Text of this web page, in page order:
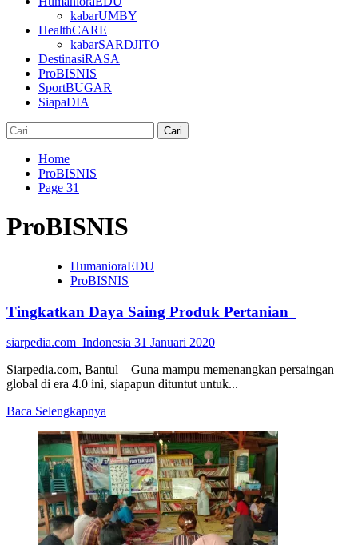
kabarUMBY
HealthCARE
kabarSARDJITO
DestinasiRASA
ProBISNIS
SportBUGAR
SiapaDIA
Cari
untuk:
Home
ProBISNIS
Page 31
ProBISNIS
HumanioraEDU
ProBISNIS
Tingkatkan Daya Saing Produk Pertanian
siarpedia.com_Indonesia 31 Januari 2020
Siarpedia.com, Bantul – Guna mampu memenangkan persaingan
global di era 4.0 ini, siapapun dituntut untuk...
Baca Selengkapnya
about
Tingkatkan
Daya
Saing
Produk
Pertanian